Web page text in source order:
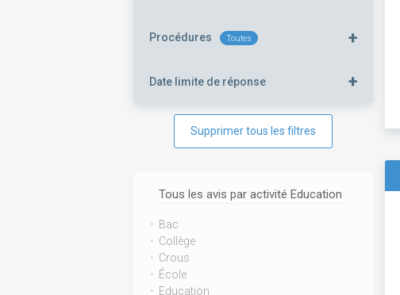
Procédures Toutes +
Date limite de réponse +
Supprimer tous les filtres
Tous les avis par activité Education
Bac
Collège
Crous
École
Education